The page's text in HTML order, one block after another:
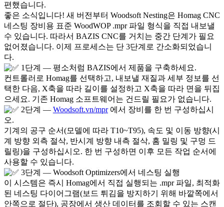
편했습니다.
좋은 소식입니다! 새 버전부터 Woodsoft Nesting은 Homag CNC
네스팅 장비용 표준 WoodWOP .mpr 파일 형식을 직접 내보낼
수 있습니다. 따라서 BAZIS CNC를 거치는 중간 단계가 필요
없어졌습니다. 이제 프로세스는 단 3단계로 간소화되었습니
다.
1단계 — 평소처럼 BAZIS에서 제품을 구축하세요.
컨트롤러로 Homag를 선택하고, 내보낼 재질과 세부 정보를 선
택한 다음, X축을 따라 길이를 설정하고 X축을 따라 면을 뒤집
으세요. 기존 Homag 소프트웨어는 건드릴 필요가 없습니다.
2단계 — Woodsoft.vn/mpr에서 장비를 한 번 구성하십시
오.
기계의 공구 순서(모델에 따라 T10~T95), 속도 및 이동 방향(시
계 방향 외측 절삭, 반시계 방향 내측 절삭, 홈 밀링 및 구멍 드
릴링)을 구성하십시오. 한 번 구성하면 이후 모든 작업 순서에
사용할 수 있습니다.
3단계 — Woodsoft Optimizers에서 네스팅 실행
이 시스템은 즉시 Homag에서 직접 실행되는 .mpr 파일, 최적화
된 네스팅 다이어그램(보드 튀김을 방지하기 위해 바깥쪽에서
안쪽으로 절단), 공장에서 생산 데이터를 조회할 수 있는 스캔